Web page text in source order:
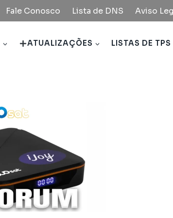
Fale Conosco Lista de DNS Aviso
ATUALIZAÇÕES LISTAS DE TPS